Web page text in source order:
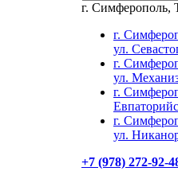
г. Симферополь,
г.
ул.
г.
ул.
г.
г.
ул.
+7 (978) 272-92-